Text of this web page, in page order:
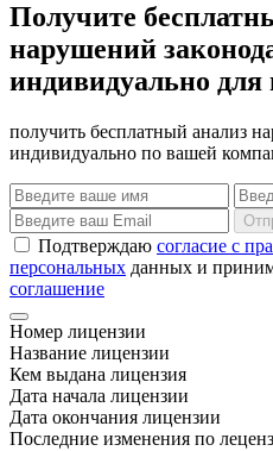
Получите
нарушений
индивидуально
получить бесплатный анализ
индивидуально по вашей
Подтверждаю согласие с
персональных данных и
соглашение
Номер лицензии
Название лицензии
Кем выдана лицензия
Дата начала лицензии
Дата окончания лицензии
Последние изменения по